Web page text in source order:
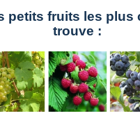
petits fruits les plus
trouve :